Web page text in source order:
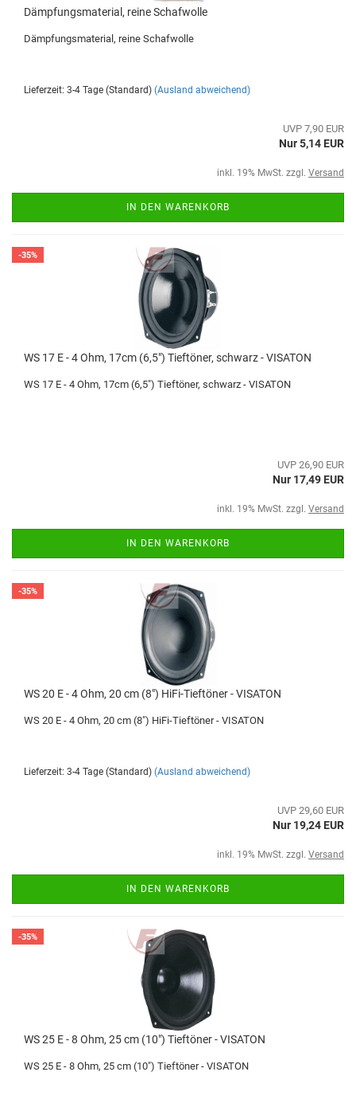
Dämpfungsmaterial, reine Schafwolle
Dämpfungsmaterial, reine Schafwolle
Lieferzeit: 3-4 Tage (Standard) (Ausland abweichend)
UVP 7,90 EUR
Nur 5,14 EUR
inkl. 19% MwSt. zzgl. Versand
IN DEN WARENKORB
-35%
WS 17 E - 4 Ohm, 17cm (6,5") Tieftöner, schwarz - VISATON
WS 17 E - 4 Ohm, 17cm (6,5") Tieftöner, schwarz - VISATON
UVP 26,90 EUR
Nur 17,49 EUR
inkl. 19% MwSt. zzgl. Versand
IN DEN WARENKORB
-35%
WS 20 E - 4 Ohm, 20 cm (8") HiFi-Tieftöner - VISATON
WS 20 E - 4 Ohm, 20 cm (8") HiFi-Tieftöner - VISATON
Lieferzeit: 3-4 Tage (Standard) (Ausland abweichend)
UVP 29,60 EUR
Nur 19,24 EUR
inkl. 19% MwSt. zzgl. Versand
IN DEN WARENKORB
-35%
WS 25 E - 8 Ohm, 25 cm (10") Tieftöner - VISATON
WS 25 E - 8 Ohm, 25 cm (10") Tieftöner - VISATON